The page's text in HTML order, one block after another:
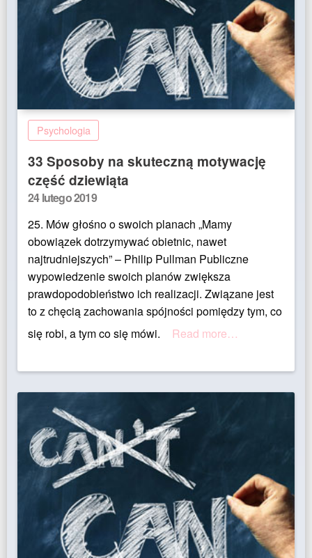
Psychologia
33 Sposoby na skuteczną motywację
część dziewiąta
Posted
24 lutego 2019
25. Mów głośno o swoich planach „Mamy
obowiązek dotrzymywać obietnic, nawet
najtrudniejszych” – Philip Pullman Publiczne
wypowiedzenie swoich planów zwiększa
prawdopodobieństwo ich realizacji. Związane jest
to z chęcią zachowania spójności pomiędzy tym, co
się robi, a tym co się mówi.
Read more…